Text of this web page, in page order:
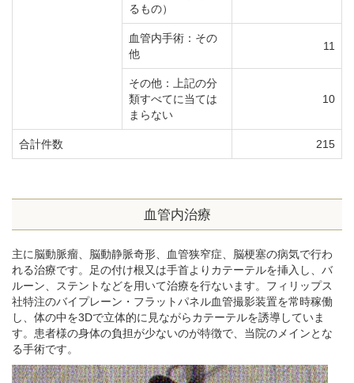
るもの）
血管内手術：その
他
11
その他：上記の分
類すべてに当ては
まらない
10
合計件数 215
血管内治療
主に脳動脈瘤、脳動静脈奇形、血管狭窄症、脳梗塞の病気で行わ
れる治療です。足の付け根又は手首よりカテーテルを挿入し、バ
ルーン、ステントなどを用いて治療を行ないます。フィリップス
社特注のバイプレーン・フラットパネル血管撮影装置を常時稼働
し、体の中を3Dで立体的に見ながらカテーテルを誘導していま
す。患者様の身体の負担が少ないのが特徴で、当院のメインとな
る手術です。